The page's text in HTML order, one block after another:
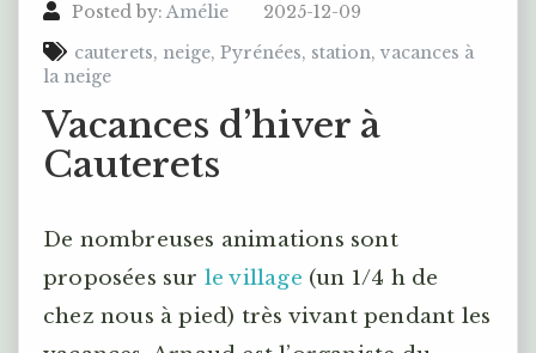
Posted by:Amélie
2025-12-09
cauterets, neige, Pyrénées, station,vacances à
la neige
Vacances d’hiver à
Cauterets
De nombreuses animations sont
proposées sur le village (un 1/4 h de
chez nous à pied) très vivant pendant les